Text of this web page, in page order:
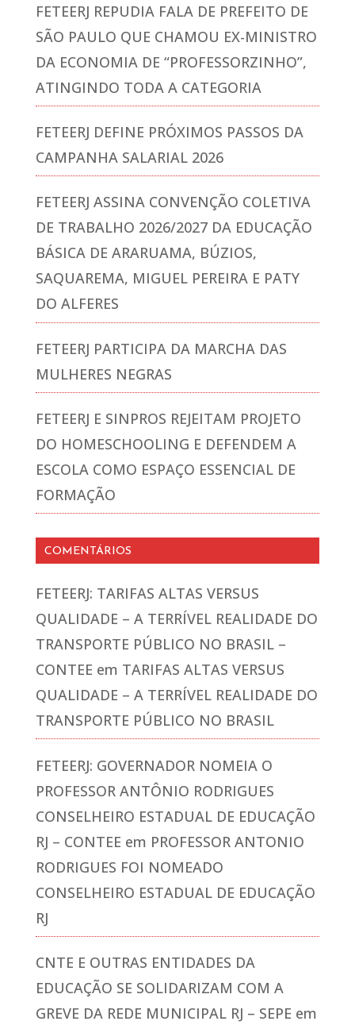
FETEERJ REPUDIA FALA DE PREFEITO DE
SÃO PAULO QUE CHAMOU EX-MINISTRO
DA ECONOMIA DE “PROFESSORZINHO”,
ATINGINDO TODA A CATEGORIA
FETEERJ DEFINE PRÓXIMOS PASSOS DA
CAMPANHA SALARIAL 2026
FETEERJ ASSINA CONVENÇÃO COLETIVA
DE TRABALHO 2026/2027 DA EDUCAÇÃO
BÁSICA DE ARARUAMA, BÚZIOS,
SAQUAREMA, MIGUEL PEREIRA E PATY
DO ALFERES
FETEERJ PARTICIPA DA MARCHA DAS
MULHERES NEGRAS
FETEERJ E SINPROS REJEITAM PROJETO
DO HOMESCHOOLING E DEFENDEM A
ESCOLA COMO ESPAÇO ESSENCIAL DE
FORMAÇÃO
COMENTÁRIOS
FETEERJ: TARIFAS ALTAS VERSUS
QUALIDADE – A TERRÍVEL REALIDADE DO
TRANSPORTE PÚBLICO NO BRASIL –
CONTEE em TARIFAS ALTAS VERSUS
QUALIDADE – A TERRÍVEL REALIDADE DO
TRANSPORTE PÚBLICO NO BRASIL
FETEERJ: GOVERNADOR NOMEIA O
PROFESSOR ANTÔNIO RODRIGUES
CONSELHEIRO ESTADUAL DE EDUCAÇÃO
RJ – CONTEE em PROFESSOR ANTONIO
RODRIGUES FOI NOMEADO
CONSELHEIRO ESTADUAL DE EDUCAÇÃO
RJ
CNTE E OUTRAS ENTIDADES DA
EDUCAÇÃO SE SOLIDARIZAM COM A
GREVE DA REDE MUNICIPAL RJ – SEPE em